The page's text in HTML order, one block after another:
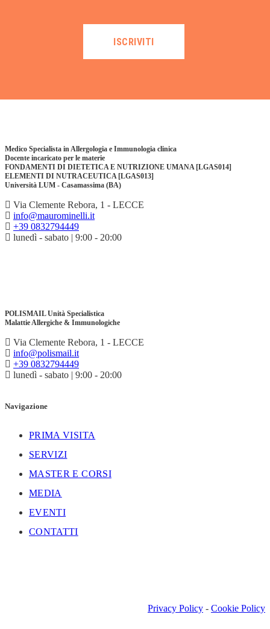
Medico Specialista in Allergologia e Immunologia clinica
Docente incaricato per le materie
FONDAMENTI DI DIETETICA E NUTRIZIONE UMANA [LGAS014]
ELEMENTI DI NUTRACEUTICA [LGAS013]
Università LUM - Casamassima (BA)
Via Clemente Rebora, 1 - LECCE
info@maurominelli.it
+39 0832794449
lunedì - sabato | 9:00 - 20:00
POLISMAIL Unità Specialistica
Malattie Allergiche & Immunologiche
Via Clemente Rebora, 1 - LECCE
info@polismail.it
+39 0832794449
lunedì - sabato | 9:00 - 20:00
Navigazione
PRIMA VISITA
SERVIZI
MASTER E CORSI
MEDIA
EVENTI
CONTATTI
Privacy Policy - Cookie Policy